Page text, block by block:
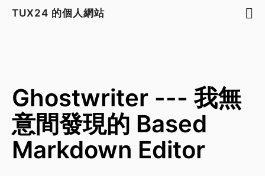
TUX24 的個人網站
Ghostwriter --- 我無
意間發現的 Based
Markdown Editor